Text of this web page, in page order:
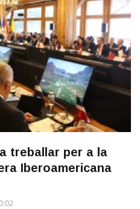
treballar per a la
Iberoamericana